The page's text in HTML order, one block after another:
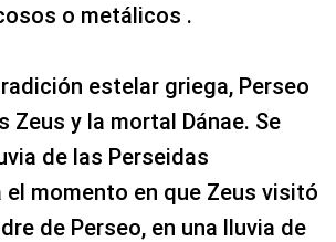
o metálicos .
estelar griega, Perseo
Zeus y la mortal Dánae. Se
de las Perseidas
el momento en que Zeus visitó
de Perseo, en una lluvia de